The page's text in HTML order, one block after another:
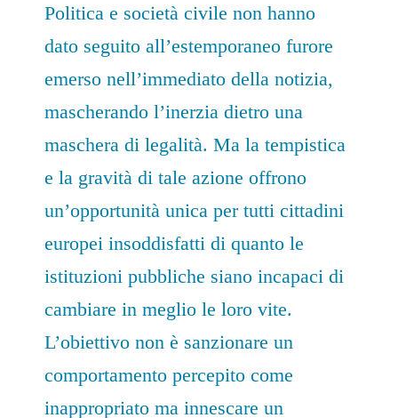
Politica e società civile non hanno
dato seguito all’estemporaneo furore
emerso nell’immediato della notizia,
mascherando l’inerzia dietro una
maschera di legalità. Ma la tempistica
e la gravità di tale azione offrono
un’opportunità unica per tutti cittadini
europei insoddisfatti di quanto le
istituzioni pubbliche siano incapaci di
cambiare in meglio le loro vite.
L’obiettivo non è sanzionare un
comportamento percepito come
inappropriato ma innescare un